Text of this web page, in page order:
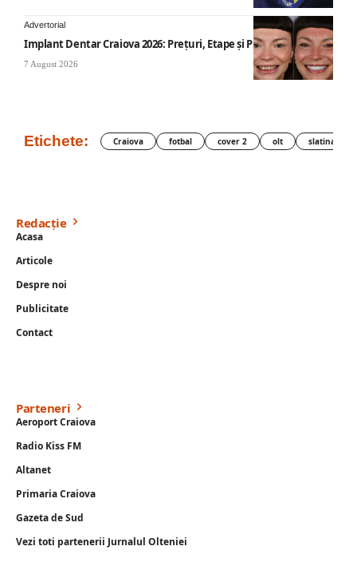
Advertorial
Implant Dentar Craiova 2026: Preţuri, Etape şi Plata în Rate
7 August 2026
Etichete: Craiova fotbal cover 2 olt slatina
Redacție
Acasa
Articole
Despre noi
Publicitate
Contact
Parteneri
Aeroport Craiova
Radio Kiss FM
Altanet
Primaria Craiova
Gazeta de Sud
Vezi toti partenerii Jurnalul Olteniei